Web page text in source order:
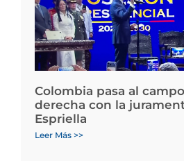
Colombia pasa al
derecha con la
Espriella
Leer Más >>